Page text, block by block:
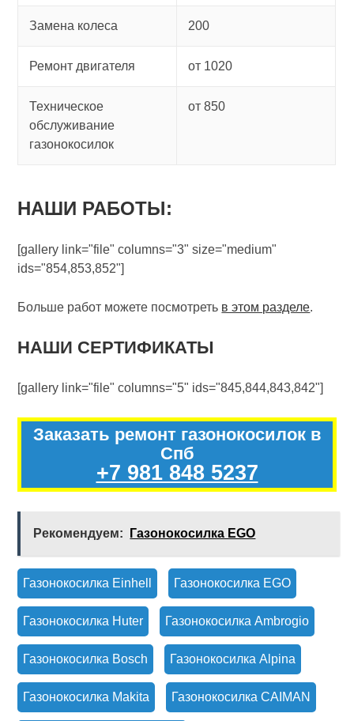
Замена колеса 200
Ремонт двигателя от 1020
Техническое
обслуживание
газонокосилок
от 850
НАШИ РАБОТЫ:
[gallery link="file" columns="3" size="medium"
ids="854,853,852"]
Больше работ можете посмотреть в этом разделе.
НАШИ СЕРТИФИКАТЫ
[gallery link="file" columns="5" ids="845,844,843,842"]
Заказать ремонт газонокосилок в
Спб
+7 981 848 5237
Рекомендуем: Газонокосилка EGO
Газонокосилка Einhell Газонокосилка EGO
Газонокосилка Huter Газонокосилка Ambrogio
Газонокосилка Bosch Газонокосилка Alpina
Газонокосилка Makita Газонокосилка CAIMAN